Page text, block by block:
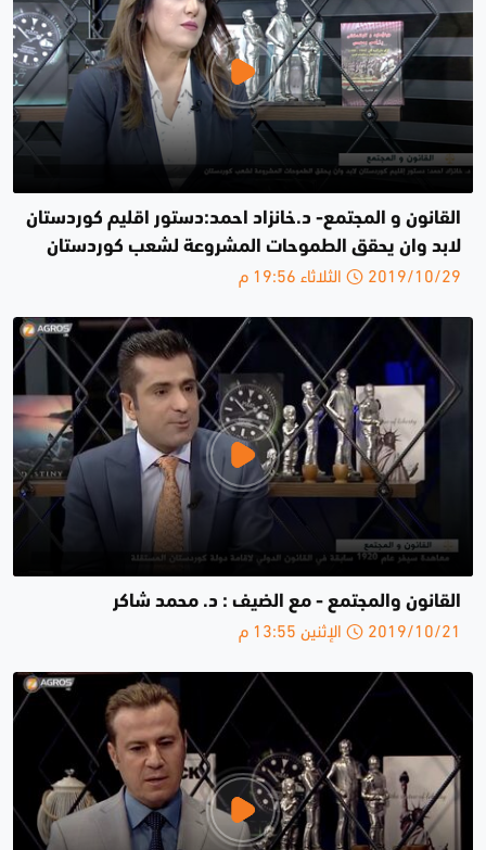
القانون و المجتمع- د.خانزاد احمد:دستور اقليم كوردستان
لابد وان يحقق الطموحات المشروعة لشعب كوردستان
2019/10/29 الثلاثاء 19:56 م
القانون والمجتمع - مع الضيف : د. محمد شاكر
2019/10/21 الإثنين 13:55 م